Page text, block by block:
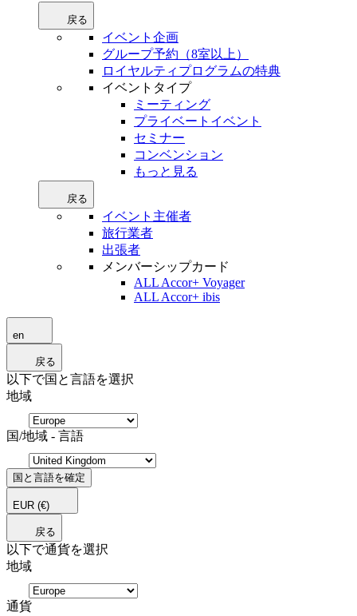
戻る
イベント企画
グループ予約（8室以上）
ロイヤルティプログラムの特典
イベントタイプ
ミーティング
プライベートイベント
セミナー
コンベンション
もっと見る
戻る
イベント主催者
旅行業者
出張者
メンバーシップカード
ALL Accor+ Voyager
ALL Accor+ ibis
en
戻る
以下で国と言語を選択
地域
国/地域 - 言語
国と言語を確定
EUR (€)
戻る
以下で通貨を選択
地域
通貨